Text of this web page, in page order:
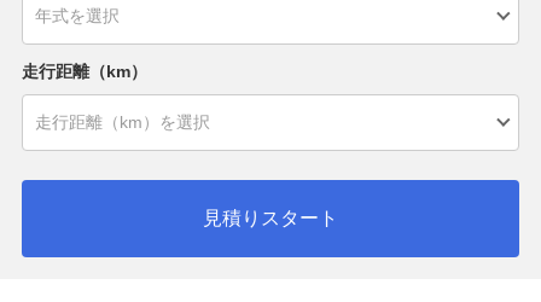
走行距離（km）
見積りスタート